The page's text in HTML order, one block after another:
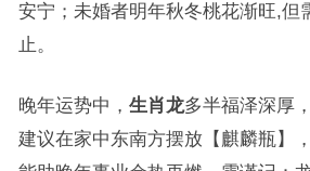
安宁；未婚者明年秋冬桃花渐旺,但
止。
晚年运势中， 生肖龙多半福泽深厚
建议在家中东南方摆放【麒麟瓶】